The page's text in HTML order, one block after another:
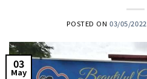
POSTED ON03/05/2022
03
May